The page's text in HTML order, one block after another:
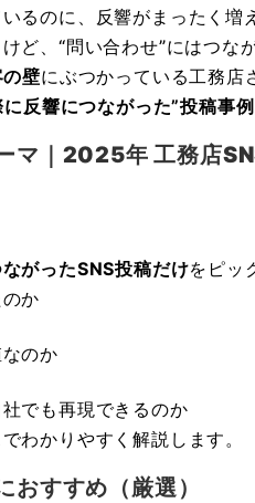
いるのに、反響がまったく増
ど、“問い合わせ”にはつな
壁にぶつかっている工務店
反響につながった”投稿事
マ｜2025年 工務店
がったSNS投稿だけをピッ
か
のか
社でも再現できるのか
わかりやすく解説します。
おすすめ（厳選）